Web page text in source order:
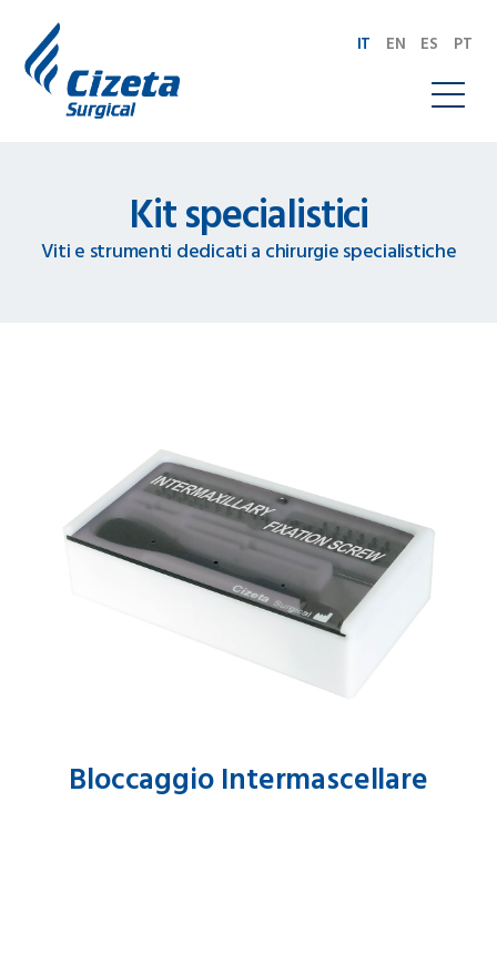
IT EN ES PT
Kit specialistici
Viti e strumenti dedicati a chirurgie specialistiche
Bloccaggio Intermascellare